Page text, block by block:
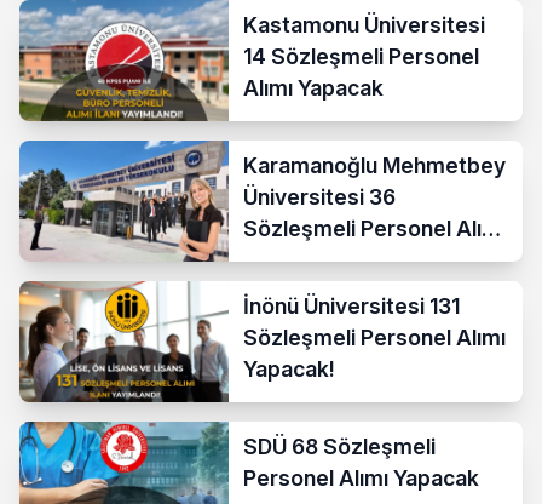
Kastamonu Üniversitesi
14 Sözleşmeli Personel
Alımı Yapacak
Karamanoğlu Mehmetbey
Üniversitesi 36
Sözleşmeli Personel Alımı
Yapacak
İnönü Üniversitesi 131
Sözleşmeli Personel Alımı
Yapacak!
SDÜ 68 Sözleşmeli
Personel Alımı Yapacak